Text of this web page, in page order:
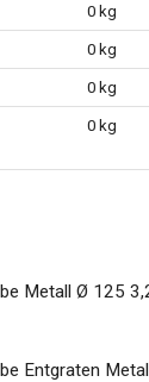
0 kg
0 kg
0 kg
0 kg
Metall Ø 125
Entgraten